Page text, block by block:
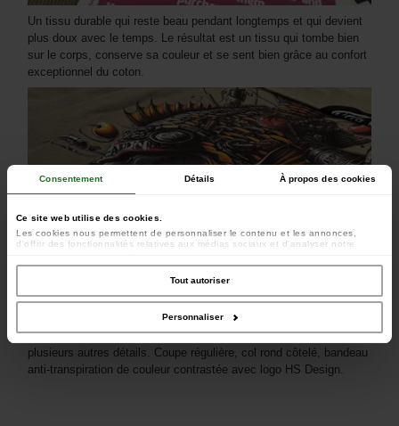
Consentement Détails À propos des cookies
Ce site web utilise des cookies.
Les cookies nous permettent de personnaliser le contenu et les annonces,
d'offrir des fonctionnalités relatives aux médias sociaux et d'analyser notre
avec nos partenaires de médias sociaux, de publicité et d'analyse, qui peuvent
combiner celles-ci avec d'autres informations que vous leur avez fournies ou
qu'ils ont collectées lors de votre utilisation de leurs services.
Tout autoriser
Personnaliser
Un tissu durable qui reste beau pendant longtemps et qui devient
plus doux avec le temps. Le résultat est un tissu qui tombe bien
sur le corps, conserve sa couleur et se sent bien grâce au confort
exceptionnel du coton.
Le point fort est le grand imprimé graphique au dos ainsi que
plusieurs autres détails. Coupe régulière, col rond côtelé, bandeau
anti-transpiration de couleur contrastée avec logo HS Design.